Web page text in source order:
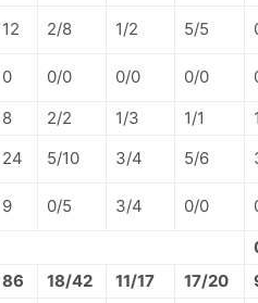
12 2/8 1/2 5/5
0 0/0 0/0 0/0
8 2/2 1/3 1/1
24 5/10 3/4 5/6
9 0/5 3/4 0/0
86 18/42 11/17 17/20